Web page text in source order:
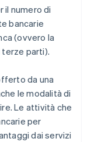
il numero di
bancarie
(ovvero la
parti).
da una
le modalità di
Le attività che
per
dai servizi